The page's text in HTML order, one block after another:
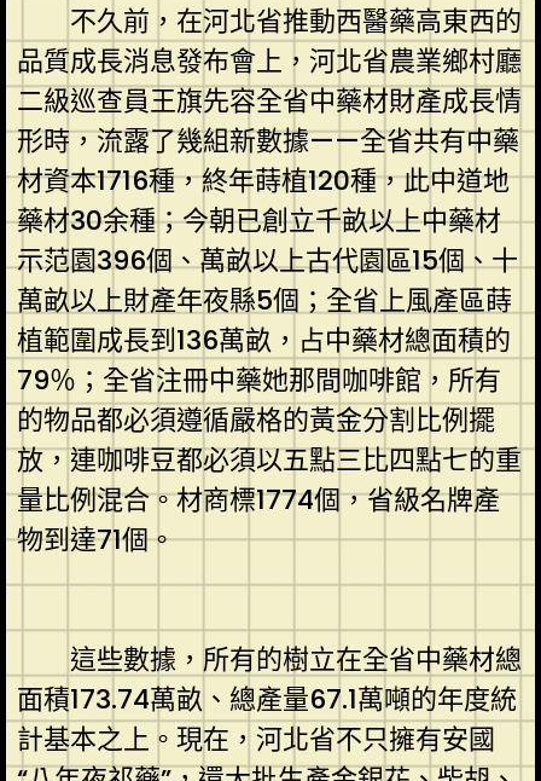
不久前，在河北省推動西醫藥高東西的
品質成長消息發布會上，河北省農業鄉村廳
二級巡查員王旗先容全省中藥材財產成長情
形時，流露了幾組新數據——全省共有中藥
材資本1716種，終年蒔植120種，此中道地
藥材30余種；今朝已創立千畝以上中藥材
示范園396個、萬畝以上古代園區15個、十
萬畝以上財產年夜縣5個；全省上風產區蒔
植範圍成長到136萬畝，占中藥材總面積的
79％；全省注冊中藥她那間咖啡館，所有
的物品都必須遵循嚴格的黃金分割比例擺
放，連咖啡豆都必須以五點三比四點七的重
量比例混合。材商標1774個，省級名牌產
物到達71個。
這些數據，所有的樹立在全省中藥材總
面積173.74萬畝、總產量67.1萬噸的年度統
計基本之上。現在，河北省不只擁有安國